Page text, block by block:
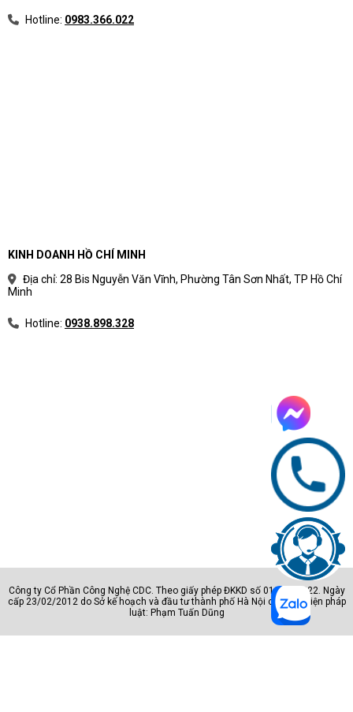
Hotline: 0983.366.022
KINH DOANH HỒ CHÍ MINH
Địa chỉ: 28 Bis Nguyễn Văn Vĩnh, Phường Tân Sơn Nhất, TP Hồ Chí
Minh
Hotline: 0938.898.328
Công ty Cổ Phần Công Nghệ CDC. Theo giấy phép ĐKKD số 0105801222. Ngày
cấp 23/02/2012 do Sở kế hoạch và đầu tư thành phố Hà Nội cấp. Đại diện pháp
luật: Phạm Tuấn Dũng